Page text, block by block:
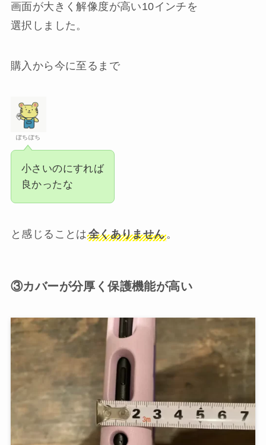
画面が大きく解像度が高い10インチを
選択しました。
購入から今に至るまで
ぽちぽち
小さいのにすれば
良かったな
と感じることは全くありません。
③カバーが分厚く保護機能が高い